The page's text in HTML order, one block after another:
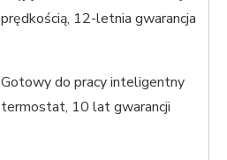
prędkością, 12-letnia gwarancja
Gotowy do pracy inteligentny
termostat, 10 lat gwarancji